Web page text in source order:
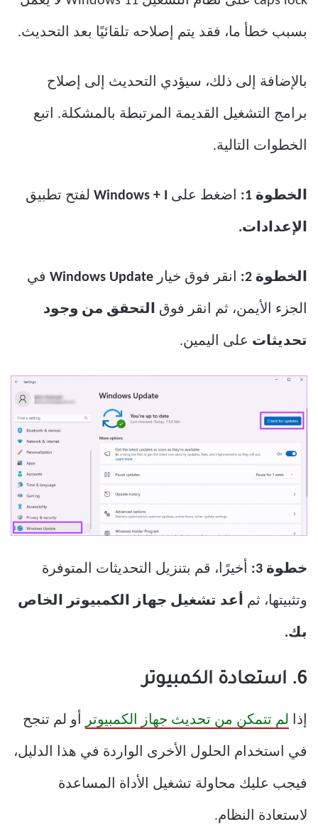
بسبب خطأ ما، فقد يتم إصلاحه تلقائيًا بعد التحديث.
بالإضافة إلى ذلك، سيؤدي التحديث إلى إصلاح
برامج التشغيل القديمة المرتبطة بالمشكلة. اتبع
الخطوات التالية.
الخطوة 1: اضغط على Windows + I لفتح تطبيق
الإعدادات.
الخطوة 2: انقر فوق خيار Windows Update في
الجزء الأيمن، ثم انقر فوق التحقق من وجود
تحديثات على اليمين.
خطوة 3: أخيرًا، قم بتنزيل التحديثات المتوفرة
وتثبيتها، ثم أعد تشغيل جهاز الكمبيوتر الخاص
بك.
6. استعادة الكمبيوتر
إذا لم تتمكن من تحديث جهاز الكمبيوتر أو لم تنجح
في استخدام الحلول الأخرى الواردة في هذا الدليل،
فيجب عليك محاولة تشغيل الأداة المساعدة
لاستعادة النظام.